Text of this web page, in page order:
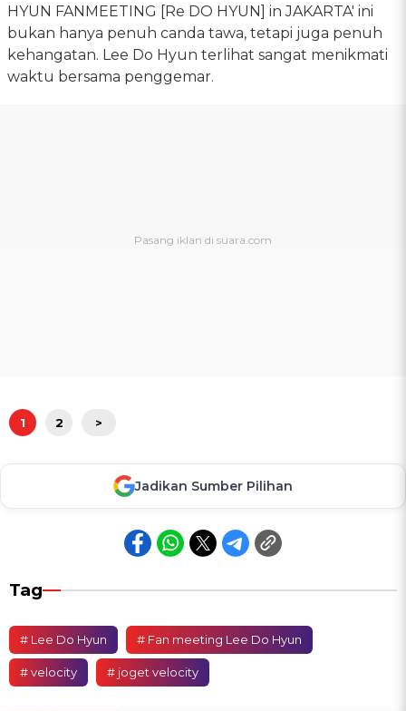
HYUN FANMEETING [Re DO HYUN] in JAKARTA' ini
bukan hanya penuh canda tawa, tetapi juga penuh
kehangatan. Lee Do Hyun terlihat sangat menikmati
waktu bersama penggemar.
1 2 >
Jadikan Sumber Pilihan
Tag
# Lee Do Hyun # Fan meeting Lee Do Hyun
# velocity # joget velocity